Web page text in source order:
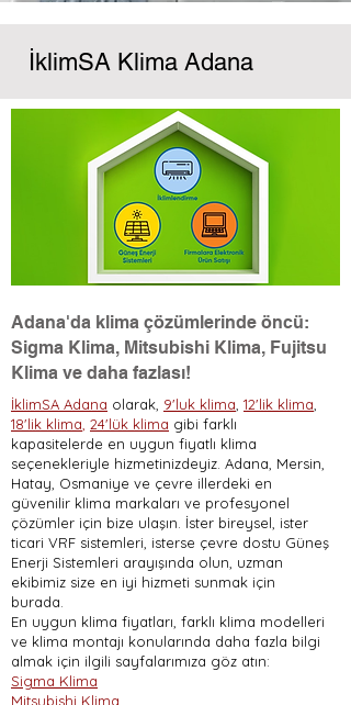
İklimSA Klima Adana
Adana'da klima çözümlerinde öncü:
Sigma Klima, Mitsubishi Klima, Fujitsu
Klima ve daha fazlası!
İklimSA Adana olarak, 9'luk klima 12'lik klima
18'lik klima 24'lük klima gibi farklı
kapasitelerde en uygun fiyatlı klima
seçenekleriyle hizmetinizdeyiz. Adana, Mersin,
Hatay, Osmaniye ve çevre illerdeki en
güvenilir klima markaları ve profesyonel
çözümler için bize ulaşın. İster bireysel, ister
ticari VRF sistemleri, isterse çevre dostu Güneş
Enerji Sistemleri arayışında olun, uzman
ekibimiz size en iyi hizmeti sunmak için
burada.
En uygun klima fiyatları, farklı klima modelleri
ve klima montajı konularında daha fazla bilgi
almak için ilgili sayfalarımıza göz atın:
Sigma Klima
Mitsubishi Klima